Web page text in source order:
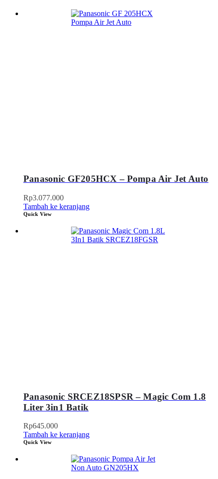
Panasonic GF205HCX – Pompa Air Jet Auto
Rp3.077.000
Tambah ke keranjang
Quick View
Panasonic SRCEZ18SPSR – Magic Com 1.8
Liter 3in1 Batik
Rp645.000
Tambah ke keranjang
Quick View